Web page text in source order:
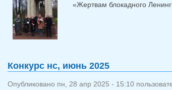
«Жертвам блокадного
Конкурс нс, июнь 2025
Опубликовано пн, 28 апр 2025 - 15:10